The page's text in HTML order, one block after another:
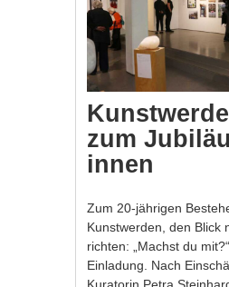
zum
innen
Zum 20-jährigen
Kunstwerden, den Blick
richten: „Machst du
Einladung. Nach
Kuratorin Petra